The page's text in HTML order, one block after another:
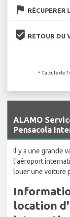
flag RÉCUPERER
beenhere RETOUR DU
* Calculé de
ALAMO
Pensacola
Il y a une grande
l'aéroport
louer une voiture
location